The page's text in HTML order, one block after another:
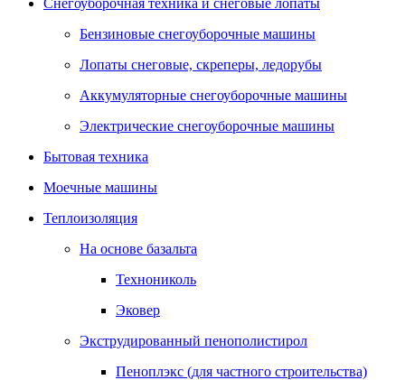
Снегоуборочная техника и снеговые лопаты
Бензиновые снегоуборочные машины
Лопаты снеговые, скреперы, ледорубы
Аккумуляторные снегоуборочные машины
Электрические снегоуборочные машины
Бытовая техника
Моечные машины
Теплоизоляция
На основе базальта
Технониколь
Эковер
Экструдированный пенополистирол
Пеноплэкс (для частного строительства)